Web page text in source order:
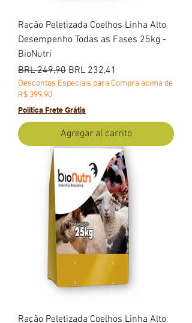
Ração Peletizada Coelhos Linha Alto
Desempenho Todas as Fases 25kg -
BioNutri
Precio
BRL 249,90 Precio de oferta
BRL 232,41
Descontos Especiais para Compra acima de
R$ 399,90
Política Frete Grátis
Agregar al carrito
Ração Peletizada Coelhos Linha Alto